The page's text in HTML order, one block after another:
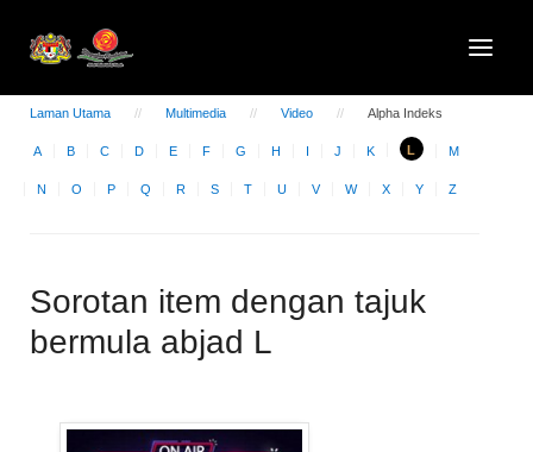
Laman Utama Multimedia Video Alpha Indeks
A B C D E F G H I J K L M
N O P Q R S T U V W X Y Z
Sorotan item dengan tajuk
bermula abjad L